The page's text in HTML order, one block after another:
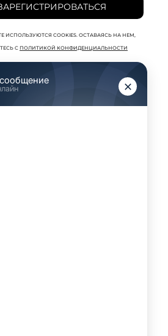
ИСПОЛЬЗУЮТСЯ COOKIES. ОСТАВАЯСЬ НА НЕМ,
С ПОЛИТИКОЙ КОНФИДЕНЦИАЛЬНОСТИ